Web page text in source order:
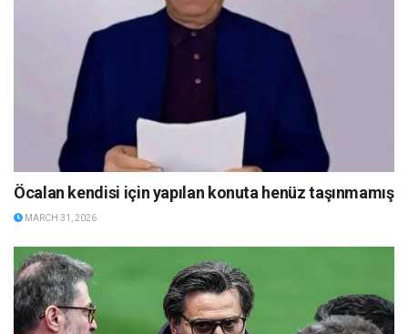
Öcalan kendisi için yapılan konuta henüz taşınmamış
MARCH 31, 2026